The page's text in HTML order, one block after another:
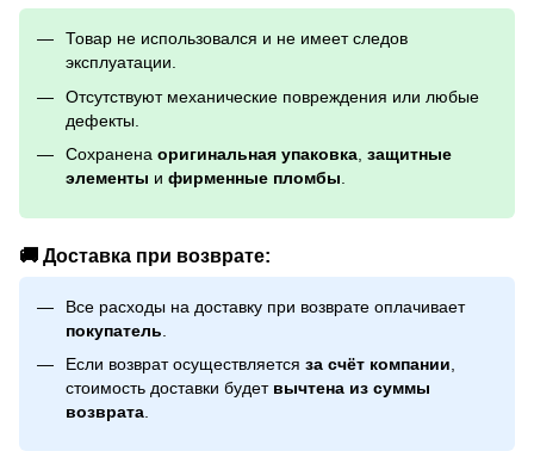
Товар не использовался и не имеет следов
эксплуатации.
Отсутствуют механические повреждения или любые
дефекты.
Сохранена оригинальная упаковка защитные
элементы и фирменные пломбы
🚚 Доставка при возврате:
Все расходы на доставку при возврате оплачивает
покупатель
Если возврат осуществляется за счёт компании
стоимость доставки будет вычтена из суммы
возврата